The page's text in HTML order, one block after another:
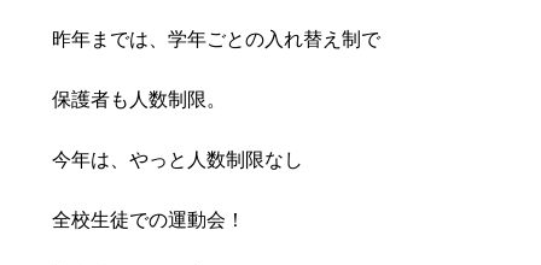
昨年までは、学年ごとの入れ替え制で
保護者も人数制限。
今年は、やっと人数制限なし
全校生徒での運動会！